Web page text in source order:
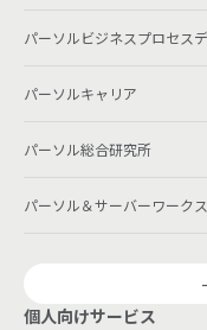
パーソルビジネスプロセス
パーソルキャリア
パーソル総合研究所
パーソル＆サーバーワークス
個人向けサービス